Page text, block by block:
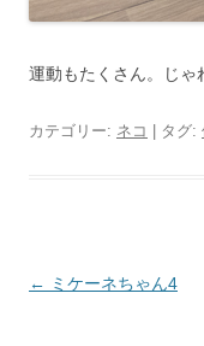
運動もたくさん。じゃ
カテゴリー: ネコ | タグ:
投
← ミケーネちゃん4